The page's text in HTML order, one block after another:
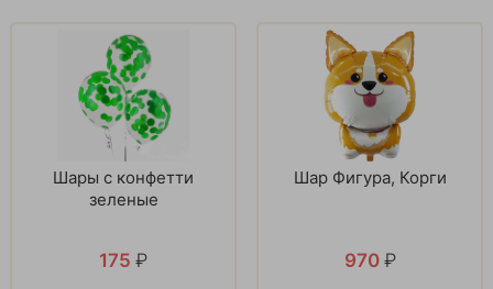
Шары с конфетти
зеленые
175 ₽
Шар Фигура, Корги
970 ₽